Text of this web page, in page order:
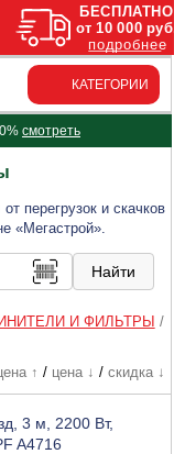
КАТЕГОРИИ
смотреть
перегрузок и скачков
«Мегастрой».
И ФИЛЬТРЫ /
↑ / цена ↓ / скидка ↓
3 м, 2200 Вт,
A4716